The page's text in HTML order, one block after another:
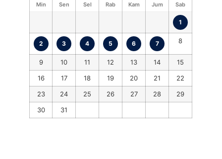
Min Sen Sel Rab Kam Jum Sab
1
2 3 4 5 6 7 8
9 10 11 12 13 14
15
16
17 18 19 20 21
22
23
24 25 26 27 28
29
30
31